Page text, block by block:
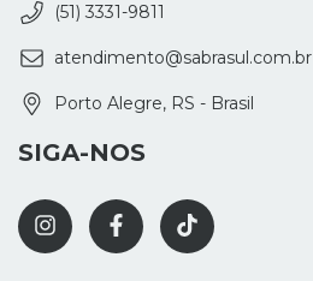
(51) 3331-9811
atendimento@sabrasul.com.br
Porto Alegre, RS - Brasil
SIGA-NOS